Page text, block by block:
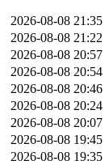
2026-08-08 21:35
2026-08-08 21:22
2026-08-08 20:57
2026-08-08 20:54
2026-08-08 20:46
2026-08-08 20:24
2026-08-08 20:07
2026-08-08 19:45
2026-08-08 19:35